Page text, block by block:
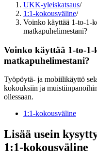
UKK-yleiskatsaus/
1:1-kokousväline/
Voinko käyttää 1-to-1-
matkapuhelimestani?
Voinko käyttää 1-to-1-
matkapuhelimestani?
Työpöytä- ja mobiilikäyttö
kokouksiin ja
ollessaan.
1:1-kokousväline
Lisää usein
1:1-kokousväline